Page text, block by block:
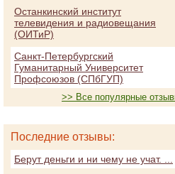
Останкинский институт
телевидения и радиовещания
(ОИТиР)
Санкт-Петербургский
Гуманитарный Университет
Профсоюзов (СПбГУП)
>> Все популярные
Последние отзывы:
Берут деньги и ни чему не учат. ...